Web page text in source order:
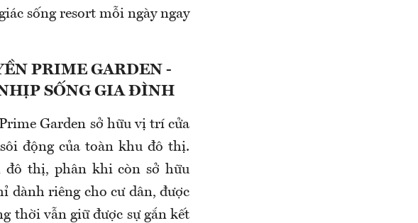
sống resort mỗi ngày ngay
PRIME GARDEN -
SỐNG GIA ĐÌNH
Garden sở hữu vị trí cửa
động của toàn khu đô thị.
đô thị, phân khi còn sở hữu
dành riêng cho cư dân, được
thời vẫn giữ được sự gắn kết